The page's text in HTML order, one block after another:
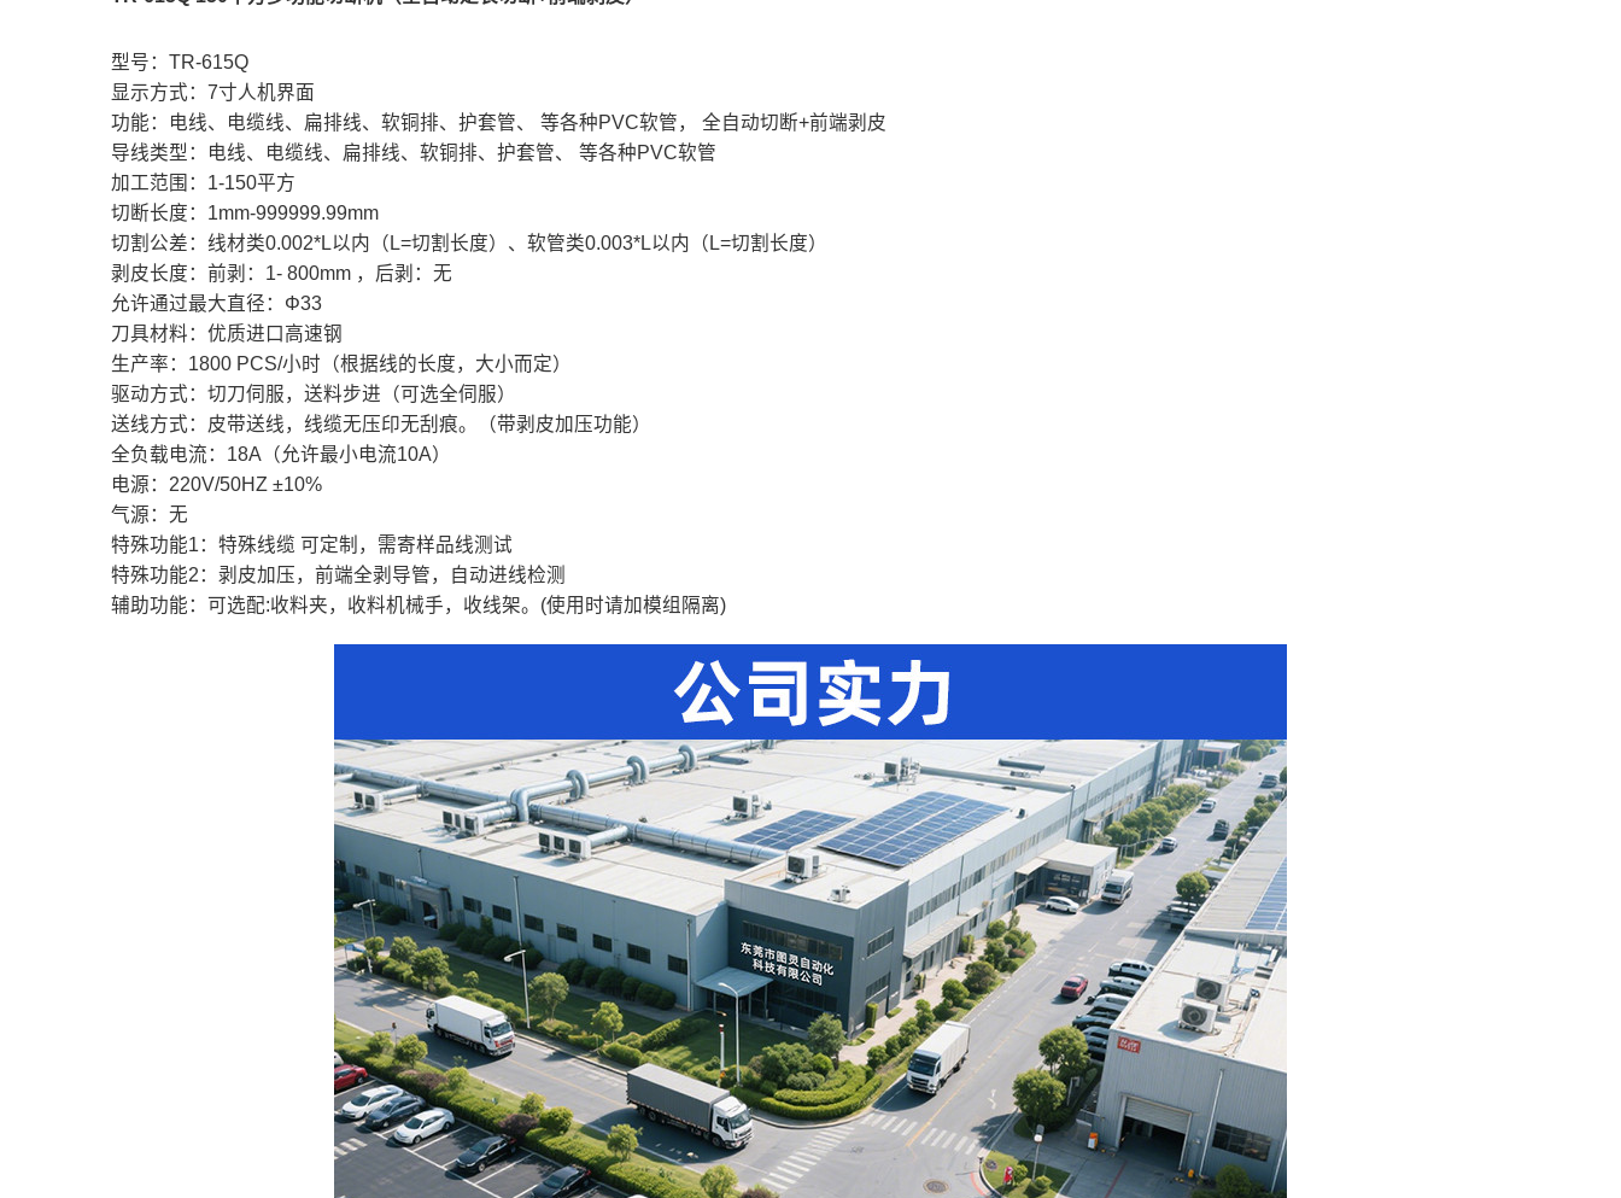
型号：TR-615Q
显示方式：7寸人机界面
功能：电线、电缆线、扁排线、软铜排、护套管、 等各种PVC软管， 全自动切断+前端剥皮
导线类型：电线、电缆线、扁排线、软铜排、护套管、 等各种PVC软管
加工范围：1-150平方
切断长度：1mm-999999.99mm
切割公差：线材类0.002*L以内（L=切割长度）、软管类0.003*L以内（L=切割长度）
剥皮长度：前剥：1- 800mm ，后剥：无
允许通过最大直径：Φ33
刀具材料：优质进口高速钢
生产率：1800 PCS/小时（根据线的长度，大小而定）
驱动方式：切刀伺服，送料步进（可选全伺服）
送线方式：皮带送线，线缆无压印无刮痕。（带剥皮加压功能）
全负载电流：18A（允许最小电流10A）
电源：220V/50HZ ±10%
气源：无
特殊功能1：特殊线缆 可定制，需寄样品线测试
特殊功能2：剥皮加压，前端全剥导管，自动进线检测
辅助功能： 可选配:收料夹，收料机械手，收线架。(使用时请加模组隔离)